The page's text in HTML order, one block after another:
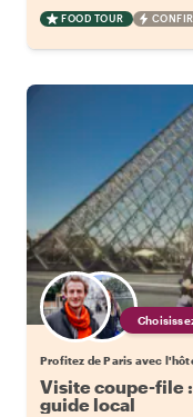
FOOD TOUR
Profitez de Paris avec
Visite coupe-file
guide local